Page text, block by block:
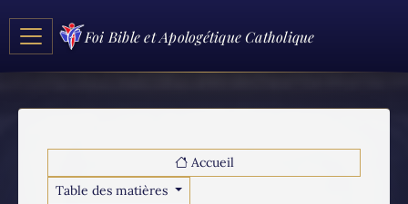
Foi Bible et Apologétique Catholique
Accueil
Table des matières